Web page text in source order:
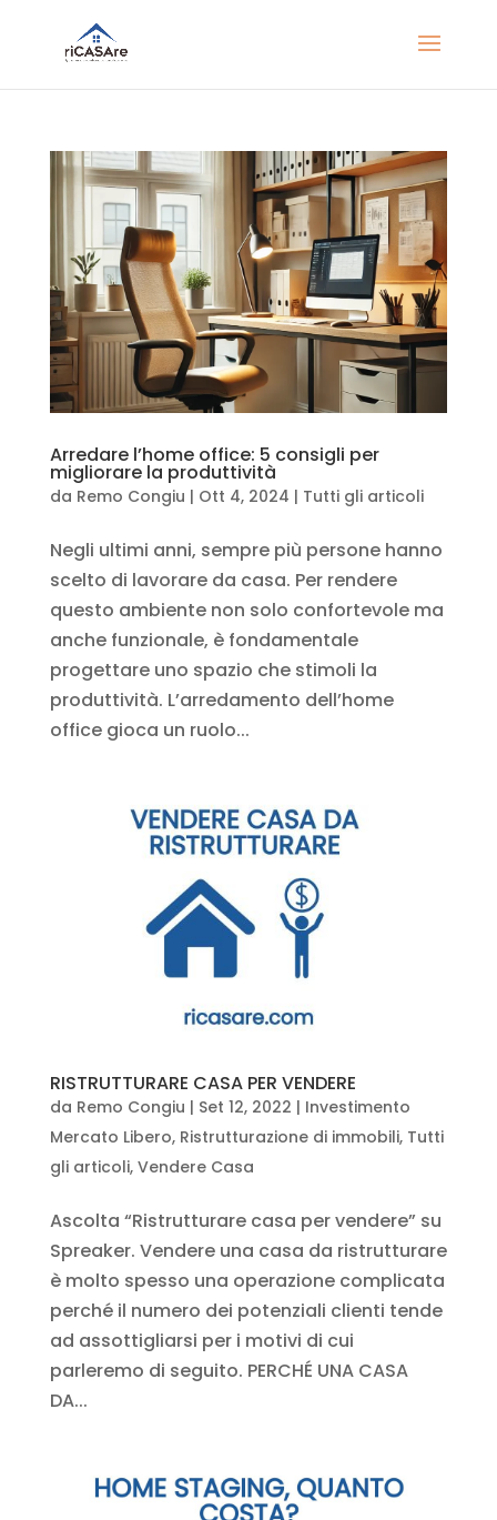
Arredare l’home office: 5 consigli per
migliorare la produttività
da Remo Congiu | Ott 4, 2024 | Tutti gli articoli
Negli ultimi anni, sempre più persone hanno
scelto di lavorare da casa. Per rendere
questo ambiente non solo confortevole ma
anche funzionale, è fondamentale
progettare uno spazio che stimoli la
produttività. L’arredamento dell’home
office gioca un ruolo...
RISTRUTTURARE CASA PER VENDERE
da Remo Congiu | Set 12, 2022 | Investimento
Mercato Libero, Ristrutturazione di immobili, Tutti
gli articoli, Vendere Casa
Ascolta “Ristrutturare casa per vendere” su
Spreaker. Vendere una casa da ristrutturare
è molto spesso una operazione complicata
perché il numero dei potenziali clienti tende
ad assottigliarsi per i motivi di cui
parleremo di seguito. PERCHÉ UNA CASA
DA...